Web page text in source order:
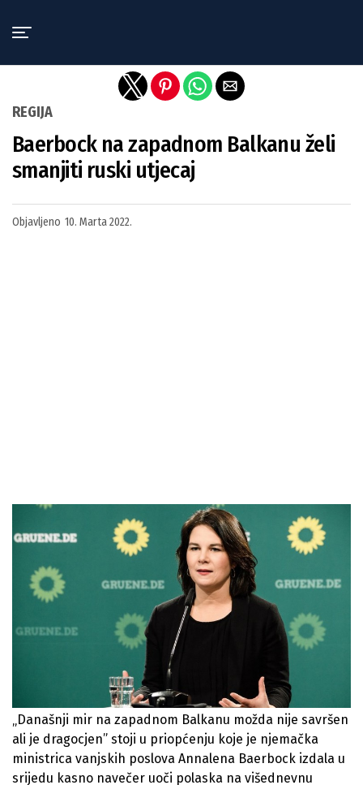
REGIJA
Baerbock na zapadnom Balkanu želi
smanjiti ruski utjecaj
Objavljeno 10. Marta 2022.
„Današnji mir na zapadnom Balkanu možda nije savršen
ali je dragocjen” stoji u priopćenju koje je njemačka
ministrica vanjskih poslova Annalena Baerbock izdala u
srijedu kasno navečer uoči polaska na višednevnu